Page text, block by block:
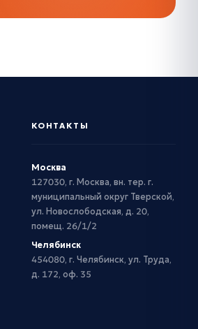
КОНТАКТЫ
Москва
127030, г. Москва, вн. тер. г.
муниципальный округ Тверской,
ул. Новослободская, д. 20,
помещ. 26/1/2
Челябинск
454080, г. Челябинск, ул. Труда,
д. 172, оф. 35